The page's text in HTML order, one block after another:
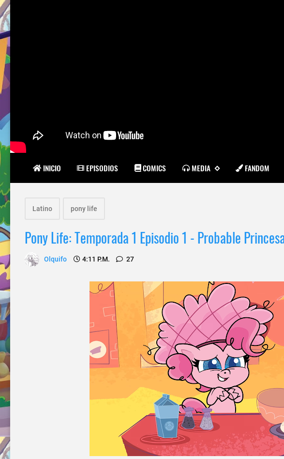
INICIO EPISODIOS COMICS MEDIA FANDOM
Latino pony life
Pony Life: Temporada 1 Episodio 1 - Probable
Olquifo 4:11 P.m. 27